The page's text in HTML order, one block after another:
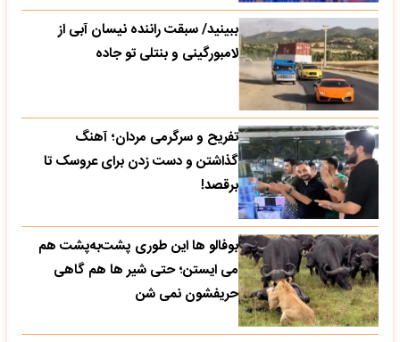
ببینید/ سبقت راننده نیسان آبی از
لامبورگینی و بنتلی تو جاده
تفریح و سرگرمی مردان؛ آهنگ
گذاشتن و دست زدن برای عروسک تا
برقصد!
بوفالو ها این‌ طوری پشت‌به‌پشت هم
می‌ ایستن؛ حتی شیر ها هم گاهی
حریفشون نمی‌ شن